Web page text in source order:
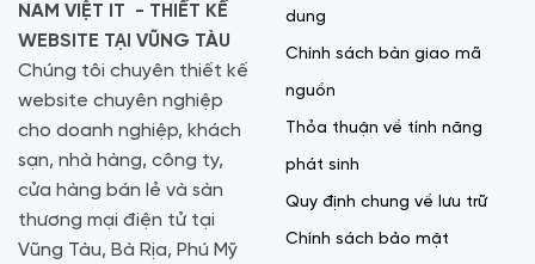
NAM VIỆT IT - THIẾT KẾ
WEBSITE TẠI VŨNG TÀU
Chúng tôi chuyên thiết kế
website chuyên nghiệp
cho doanh nghiệp, khách
sạn, nhà hàng, công ty,
cửa hàng bán lẻ và sàn
thương mại điện tử tại
Vũng Tàu, Bà Rịa, Phú Mỹ
dung
Chính sách bàn giao mã
nguồn
Thỏa thuận về tính năng
phát sinh
Quy định chung về lưu trữ
Chính sách bảo mật